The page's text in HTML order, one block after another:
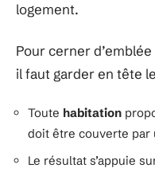
logement.
Pour cerner
il faut garder en tête
Toute habitation
doit être couverte par
Le résultat s’appuie